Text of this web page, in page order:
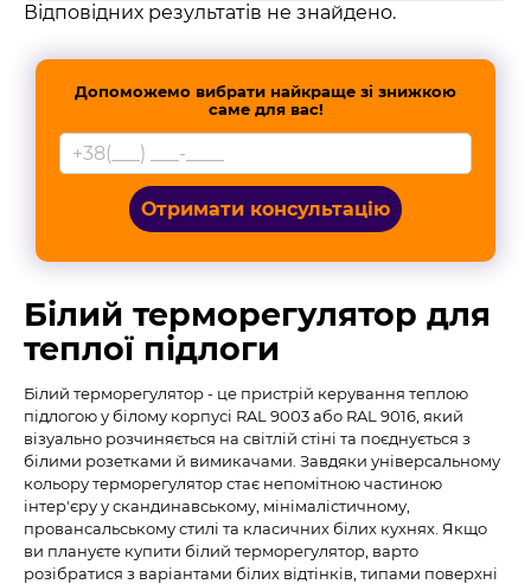
Відповідних результатів не знайдено.
Допоможемо вибрати найкраще зі знижкою
саме для вас!
Отримати консультацію
Білий терморегулятор для
теплої підлоги
Білий терморегулятор - це пристрій керування теплою
підлогою у білому корпусі RAL 9003 або RAL 9016, який
візуально розчиняється на світлій стіні та поєднується з
білими розетками й вимикачами. Завдяки універсальному
кольору терморегулятор стає непомітною частиною
інтер'єру у скандинавському, мінімалістичному,
провансальському стилі та класичних білих кухнях. Якщо
ви плануєте купити білий терморегулятор, варто
розібратися з варіантами білих відтінків, типами поверхні